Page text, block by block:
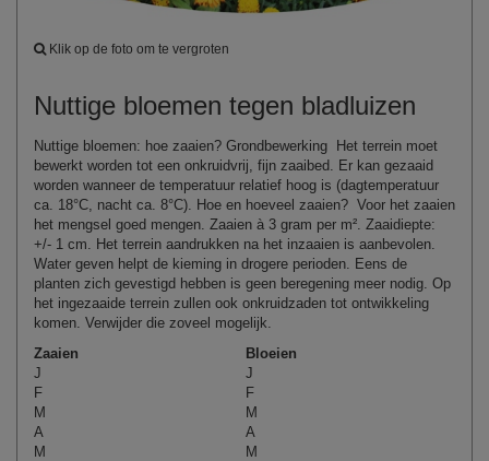
Klik op de foto om te vergroten
Nuttige bloemen tegen bladluizen
Nuttige bloemen: hoe zaaien? Grondbewerking Het terrein moet
bewerkt worden tot een onkruidvrij, fijn zaaibed. Er kan gezaaid
worden wanneer de temperatuur relatief hoog is (dagtemperatuur
ca. 18°C, nacht ca. 8°C). Hoe en hoeveel zaaien? Voor het zaaien
het mengsel goed mengen. Zaaien à 3 gram per m². Zaaidiepte:
+/- 1 cm. Het terrein aandrukken na het inzaaien is aanbevolen.
Water geven helpt de kieming in drogere perioden. Eens de
planten zich gevestigd hebben is geen beregening meer nodig. Op
het ingezaaide terrein zullen ook onkruidzaden tot ontwikkeling
komen. Verwijder die zoveel mogelijk.
Zaaien
Bloeien
J
J
F
F
M
M
A
A
M
M